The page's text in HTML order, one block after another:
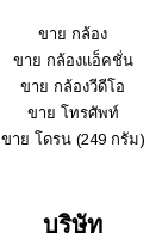
ขาย กล้อง
ขาย กล้องแอ็คชั่น
ขาย กล้องวีดีโอ
ขาย โทรศัพท์
ขาย โดรน (249 กรัม)
บริษัท